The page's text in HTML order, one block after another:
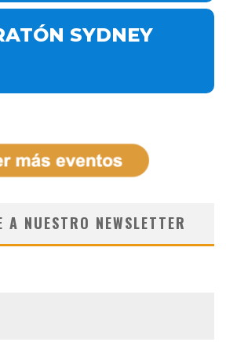
SYDNEY
A NUESTRO NEWSLETTER